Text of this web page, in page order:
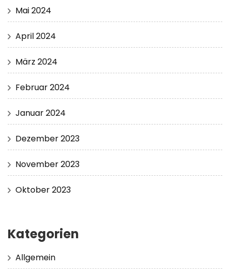
Mai 2024
April 2024
März 2024
Februar 2024
Januar 2024
Dezember 2023
November 2023
Oktober 2023
Kategorien
Allgemein